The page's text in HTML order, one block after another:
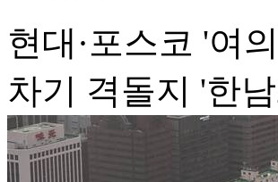
현대·포스코 '여
차기 격돌지 '한